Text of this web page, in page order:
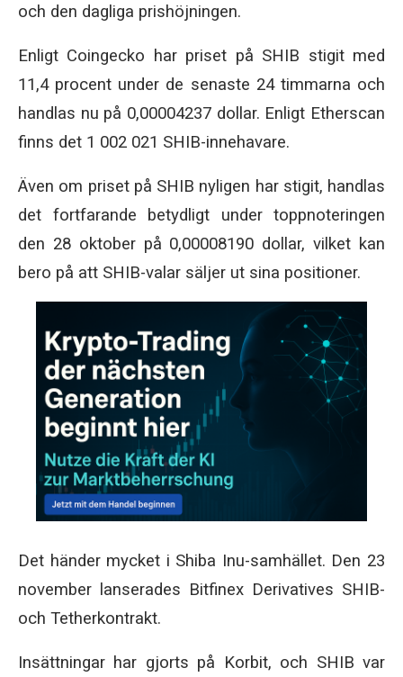
och den dagliga prishöjningen.
Enligt Coingecko har priset på SHIB stigit med
11,4 procent under de senaste 24 timmarna och
handlas nu på 0,00004237 dollar. Enligt Etherscan
finns det 1 002 021 SHIB-innehavare.
Även om priset på SHIB nyligen har stigit, handlas
det fortfarande betydligt under toppnoteringen
den 28 oktober på 0,00008190 dollar, vilket kan
bero på att SHIB-valar säljer ut sina positioner.
Det händer mycket i Shiba Inu-samhället. Den 23
november lanserades Bitfinex Derivatives SHIB-
och Tetherkontrakt.
Insättningar har gjorts på Korbit, och SHIB var